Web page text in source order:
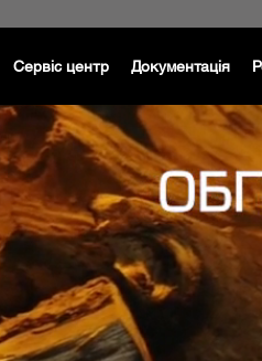
Сервіс центр Документація